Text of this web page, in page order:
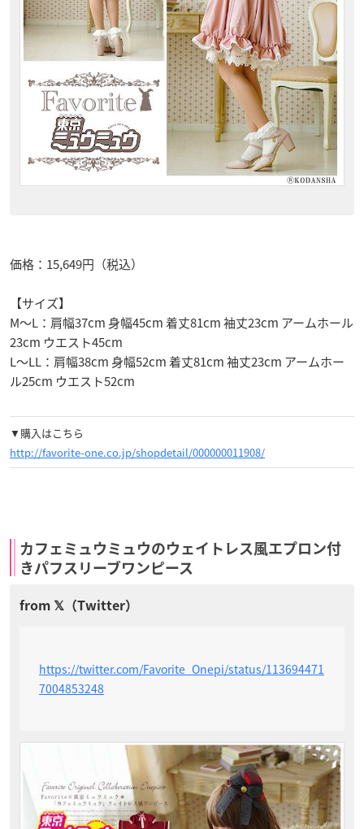
価格：15,649円（税込）
【サイズ】
M～L：肩幅37cm 身幅45cm 着丈81cm 袖丈23cm アームホール
23cm ウエスト45cm
L～LL：肩幅38cm 身幅52cm 着丈81cm 袖丈23cm アームホー
ル25cm ウエスト52cm
▼購入はこちら
http://favorite-one.co.jp/shopdetail/000000011908/
カフェミュウミュウのウェイトレス風エプロン付
きパフスリーブワンピース
https://twitter.com/Favorite_Onepi/status/113694471
7004853248